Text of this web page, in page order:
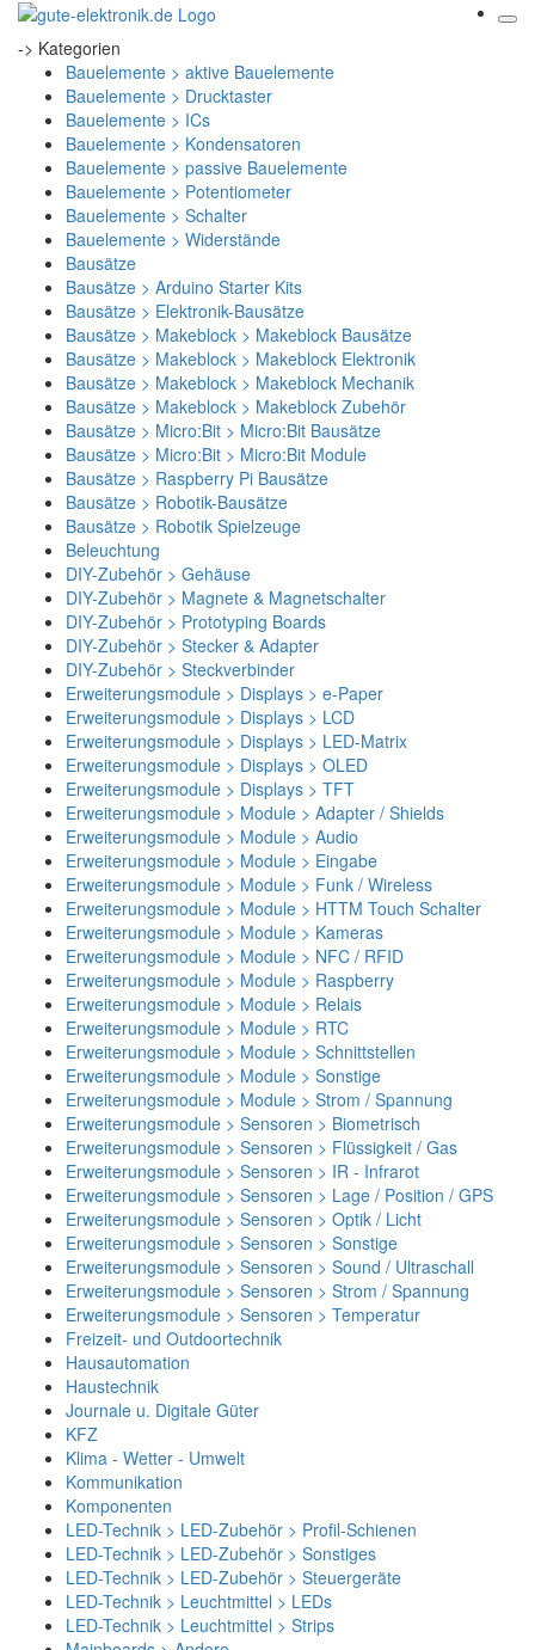
-> Kategorien
Bauelemente > aktive Bauelemente
Bauelemente > Drucktaster
Bauelemente > ICs
Bauelemente > Kondensatoren
Bauelemente > passive Bauelemente
Bauelemente > Potentiometer
Bauelemente > Schalter
Bauelemente > Widerstände
Bausätze
Bausätze > Arduino Starter Kits
Bausätze > Elektronik-Bausätze
Bausätze > Makeblock > Makeblock Bausätze
Bausätze > Makeblock > Makeblock Elektronik
Bausätze > Makeblock > Makeblock Mechanik
Bausätze > Makeblock > Makeblock Zubehör
Bausätze > Micro:Bit > Micro:Bit Bausätze
Bausätze > Micro:Bit > Micro:Bit Module
Bausätze > Raspberry Pi Bausätze
Bausätze > Robotik-Bausätze
Bausätze > Robotik Spielzeuge
Beleuchtung
DIY-Zubehör > Gehäuse
DIY-Zubehör > Magnete & Magnetschalter
DIY-Zubehör > Prototyping Boards
DIY-Zubehör > Stecker & Adapter
DIY-Zubehör > Steckverbinder
Erweiterungsmodule > Displays > e-Paper
Erweiterungsmodule > Displays > LCD
Erweiterungsmodule > Displays > LED-Matrix
Erweiterungsmodule > Displays > OLED
Erweiterungsmodule > Displays > TFT
Erweiterungsmodule > Module > Adapter / Shields
Erweiterungsmodule > Module > Audio
Erweiterungsmodule > Module > Eingabe
Erweiterungsmodule > Module > Funk / Wireless
Erweiterungsmodule > Module > HTTM Touch Schalter
Erweiterungsmodule > Module > Kameras
Erweiterungsmodule > Module > NFC / RFID
Erweiterungsmodule > Module > Raspberry
Erweiterungsmodule > Module > Relais
Erweiterungsmodule > Module > RTC
Erweiterungsmodule > Module > Schnittstellen
Erweiterungsmodule > Module > Sonstige
Erweiterungsmodule > Module > Strom / Spannung
Erweiterungsmodule > Sensoren > Biometrisch
Erweiterungsmodule > Sensoren > Flüssigkeit / Gas
Erweiterungsmodule > Sensoren > IR - Infrarot
Erweiterungsmodule > Sensoren > Lage / Position / GPS
Erweiterungsmodule > Sensoren > Optik / Licht
Erweiterungsmodule > Sensoren > Sonstige
Erweiterungsmodule > Sensoren > Sound / Ultraschall
Erweiterungsmodule > Sensoren > Strom / Spannung
Erweiterungsmodule > Sensoren > Temperatur
Freizeit- und Outdoortechnik
Hausautomation
Haustechnik
Journale u. Digitale Güter
KFZ
Klima - Wetter - Umwelt
Kommunikation
Komponenten
LED-Technik > LED-Zubehör > Profil-Schienen
LED-Technik > LED-Zubehör > Sonstiges
LED-Technik > LED-Zubehör > Steuergeräte
LED-Technik > Leuchtmittel > LEDs
LED-Technik > Leuchtmittel > Strips